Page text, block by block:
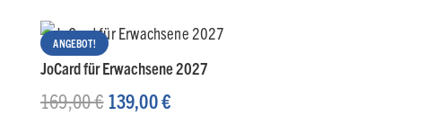
ANGEBOT!
JoCard für Erwachsene 2027
169,00€ Ursprünglicher
139,00€Aktueller